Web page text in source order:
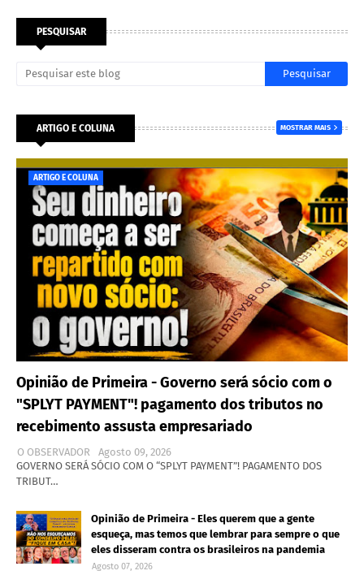
PESQUISAR
ARTIGO E COLUNA MOSTRAR MAIS
ARTIGO E COLUNA
Opinião de Primeira - Governo será sócio com o
"SPLYT PAYMENT"! pagamento dos tributos no
recebimento assusta empresariado
O OBSERVADOR
Agosto 09, 2026
GOVERNO SERÁ SÓCIO COM O “SPLYT PAYMENT”! PAGAMENTO DOS
TRIBUT…
Opinião de Primeira - Eles querem que a gente
esqueça, mas temos que lembrar para sempre o que
eles disseram contra os brasileiros na pandemia
Agosto 07, 2026